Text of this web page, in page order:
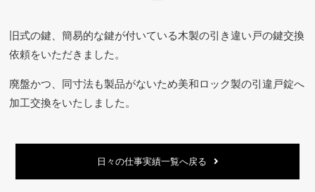
旧式の鍵、簡易的な鍵が付いている木製の引き違い戸の鍵交換
依頼をいただきました。
廃盤かつ、同寸法も製品がないため美和ロック製の引違戸錠へ
加工交換をいたしました。
日々の仕事実績一覧へ戻る